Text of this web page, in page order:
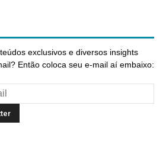
exclusivos e diversos insights
Então coloca seu e-mail aí embaixo: